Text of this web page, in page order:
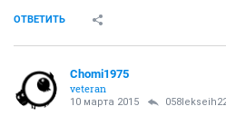
ОТВЕТИТЬ
Chomi1975
veteran
10 марта 2015